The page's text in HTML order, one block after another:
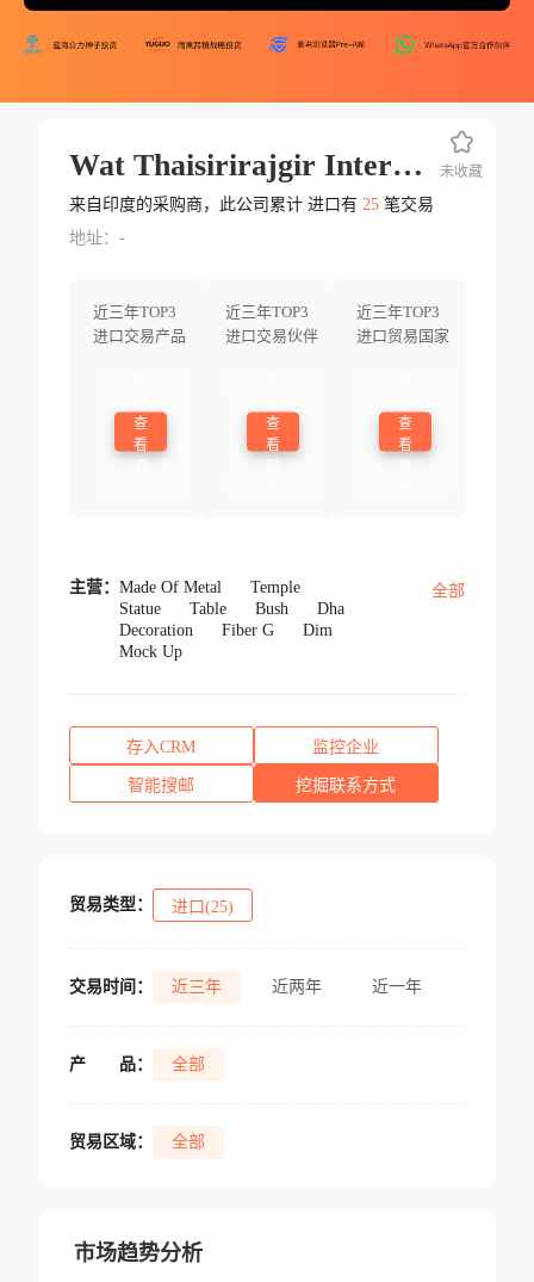
Wat Thaisirirajgir International Trust
来自印度的采购商，此公司累计 进口有 25笔交易
地址：-
近三年TOP3
进口交易产品
查
看
近三年TOP3
进口交易伙伴
查
看
近三年TOP3
进口贸易国家
查
看
未收藏
主营： Made Of Metal
Temple
Statue
Table Bush
Dha
Decoration
Fiber G
Dim
Mock Up
全部
存入CRM 监控企业
智能搜邮 挖掘联系方式
贸易类型： 进口(25)
交易时间： 近三年 近两年 近一年
产 品： 全部
贸易区域： 全部
市场趋势分析